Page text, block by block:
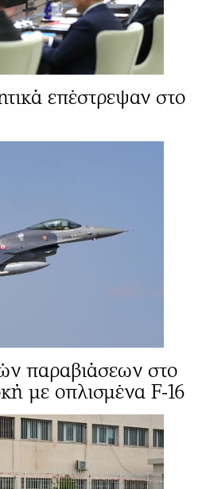
επέστρεψαν στο
παραβιάσεων στο
με οπλισμένα F-16